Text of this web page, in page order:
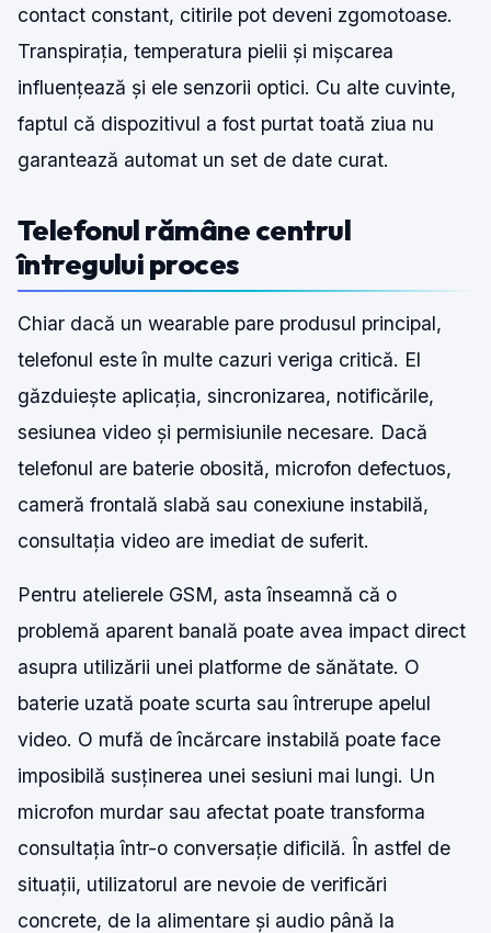
contact constant, citirile pot deveni zgomotoase.
Transpirația, temperatura pielii și mișcarea
influențează și ele senzorii optici. Cu alte cuvinte,
faptul că dispozitivul a fost purtat toată ziua nu
garantează automat un set de date curat.
Telefonul rămâne centrul
întregului proces
Chiar dacă un wearable pare produsul principal,
telefonul este în multe cazuri veriga critică. El
găzduiește aplicația, sincronizarea, notificările,
sesiunea video și permisiunile necesare. Dacă
telefonul are baterie obosită, microfon defectuos,
cameră frontală slabă sau conexiune instabilă,
consultația video are imediat de suferit.
Pentru atelierele GSM, asta înseamnă că o
problemă aparent banală poate avea impact direct
asupra utilizării unei platforme de sănătate. O
baterie uzată poate scurta sau întrerupe apelul
video. O mufă de încărcare instabilă poate face
imposibilă susținerea unei sesiuni mai lungi. Un
microfon murdar sau afectat poate transforma
consultația într-o conversație dificilă. În astfel de
situații, utilizatorul are nevoie de verificări
concrete, de la alimentare și audio până la